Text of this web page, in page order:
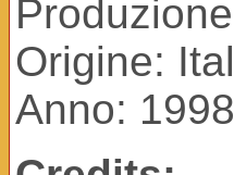
Origine:
Anno: 1998